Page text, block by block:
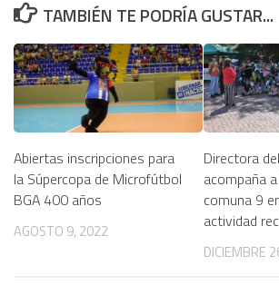
TAMBIÉN TE PODRÍA GUSTAR...
Abiertas inscripciones para
la Súpercopa de Microfútbol
BGA 400 años
AGOSTO 9, 2022
Directora
acompaña
comuna 9
actividad
DICIEMBRE